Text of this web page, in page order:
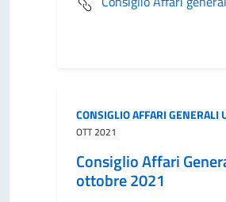
CONSIGLIO AFFARI GENERALI
OTT 2021
Consiglio Affari
ottobre 2021